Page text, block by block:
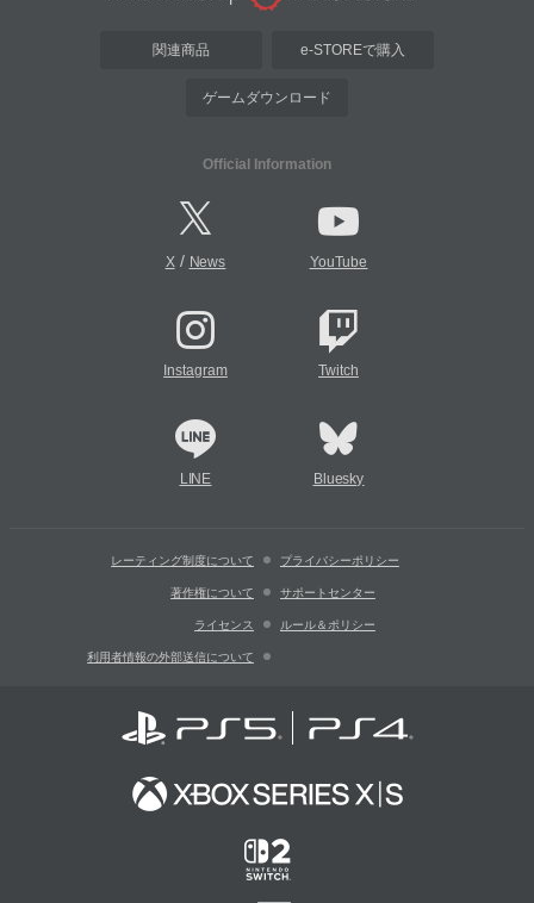
関連商品 e-STOREで購入
ゲームダウンロード
Official Information
X/ News YouTube
Instagram Twitch
LINE Bluesky
レーティング制度について プライバシーポリシー
著作権について サポートセンター
ライセンス ルール＆ポリシー
利用者情報の外部送信について